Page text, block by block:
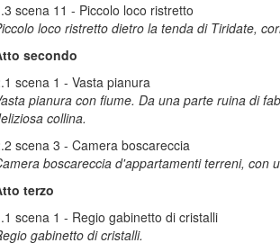
scena 11 - Piccolo loco ristretto
loco ristretto dietro la tenda di Tiridate,
secondo
scena 1 - Vasta pianura
pianura con fiume. Da una parte ruina di
collina.
scena 3 - Camera boscareccia
boscareccia d'appartamenti terreni, con
terzo
scena 1 - Regio gabinetto di cristalli
gabinetto di cristalli.